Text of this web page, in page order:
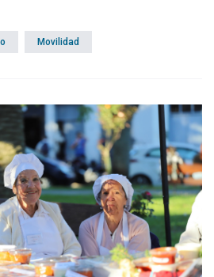
Movilidad